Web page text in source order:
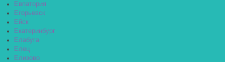
Евпатория
Егорьевск
Ейск
Екатеринбург
Елабуга
Елец
Елизово